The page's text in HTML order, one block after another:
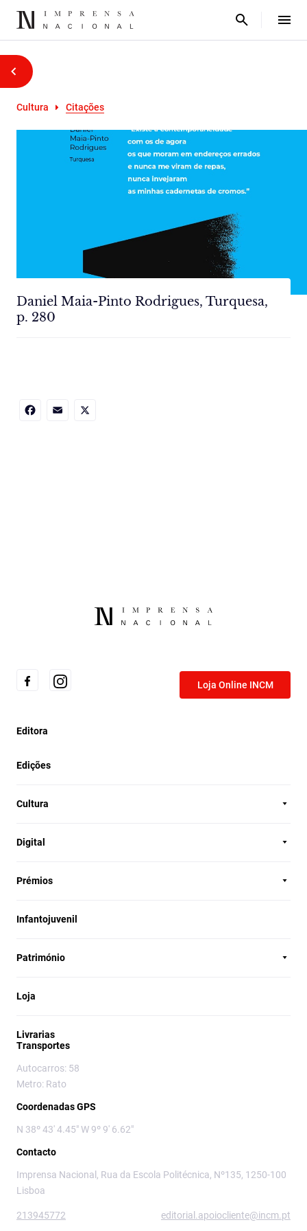
Cultura Citações
Daniel Maia-Pinto Rodrigues, Turquesa,
p. 280
Loja Online INCM
Editora
Edições
Cultura
Digital
Prémios
Infantojuvenil
Património
Loja
Livrarias
Transportes
Autocarros: 58
Metro: Rato
Coordenadas GPS
N 38º 43' 4.45" W 9º 9' 6.62"
Contacto
Imprensa Nacional, Rua da Escola Politécnica, Nº135, 1250-100
Lisboa
213945772 editorial.apoiocliente@incm.pt